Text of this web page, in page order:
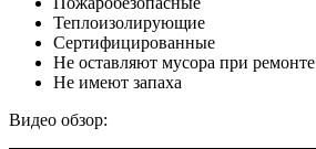
Теплоизолирующие
Сертифицированные
Не оставляют мусора при ремонте
Не имеют запаха
Видео обзор: